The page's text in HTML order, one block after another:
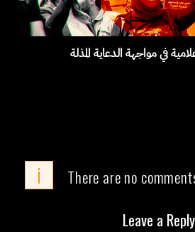
في مواجهة الدعاية المذلة
i There are no
Leave a Reply